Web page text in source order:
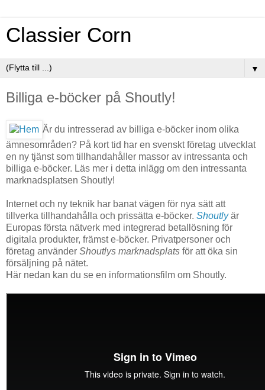
Classier Corn
▼
Billiga e-böcker på Shoutly!
Är du intresserad av billiga e-böcker inom olika
ämnesområden? På kort tid har en svenskt företag utvecklat
en ny tjänst som tillhandahåller massor av intressanta och
billiga e-böcker. Läs mer i detta inlägg om den intressanta
marknadsplatsen Shoutly!
Internet och ny teknik har banat vägen för nya sätt att
tillverka tillhandahålla och prissätta e-böcker. Shoutlyär
Europas första nätverk med integrerad betallösning för
digitala produkter, främst e-böcker. Privatpersoner och
företag använder Shoutlys marknadsplats för att öka sin
försäljning på nätet.
Här nedan kan du se en informationsfilm om Shoutly.